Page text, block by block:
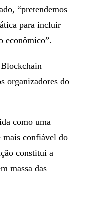
“pretendemos
para incluir
econômico”.
organizadores do
como uma
mais confiável do
constitui a
massa das